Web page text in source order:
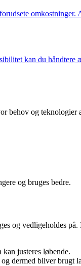
kan du
og teknologier
og bruges bedre.
og vedligeholdes
justeres løbende.
dermed bliver brugt